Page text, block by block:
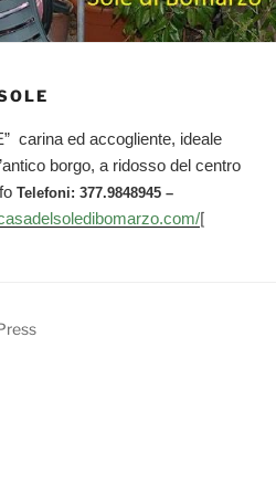
carina ed accogliente, ideale
borgo, a ridosso del centro
Telefoni: 377.9848945 –
[